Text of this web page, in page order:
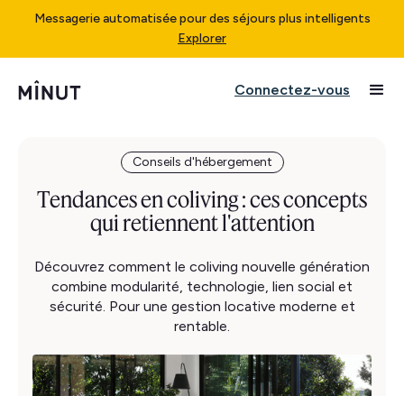
Messagerie automatisée pour des séjours plus intelligents
Explorer
Connectez-vous
Conseils d'hébergement
Tendances en coliving : ces concepts
qui retiennent l'attention
Découvrez comment le coliving nouvelle génération
combine modularité, technologie, lien social et
sécurité. Pour une gestion locative moderne et
rentable.